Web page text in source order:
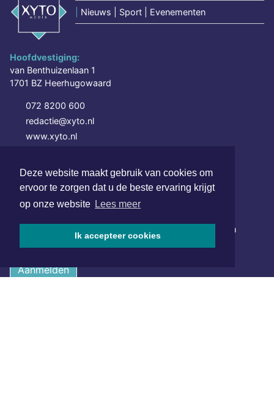
Deze website maakt gebruik van cookies om
ervoor te zorgen dat u de beste ervaring krijgt
op onze website Lees meer
Ik accepteer cookies
Nieuws | Sport | Evenementen
Hoofdvestiging:
van Benthuizenlaan 1
1701 BZ Heerhugowaard
072 8200 600
redactie@xyto.nl
www.xyto.nl
NIEUWSBRIEF AANMELDEN
Schrijf je in voor onze nieuwsbrief en krijg wekelijks een
samenvatting van alle gebeurtenissen uit jouw regio.
Aanmelden